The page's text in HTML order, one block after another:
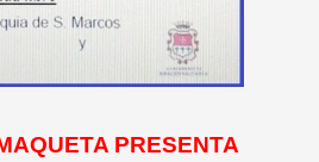
PRESENTA